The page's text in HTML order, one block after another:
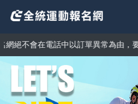
話中以訂單異常為由，要求您提供